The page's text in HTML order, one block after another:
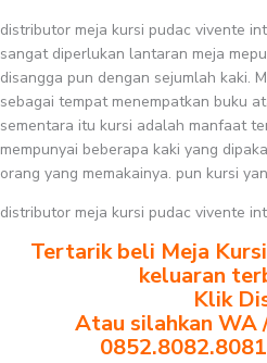
distributor meja kursi pudac vivente
sangat diperlukan lantaran meja
disangga pun dengan sejumlah kaki.
sebagai tempat menempatkan buku
sementara itu kursi adalah manfaat
mempunyai beberapa kaki yang
orang yang memakainya. pun kursi
distributor meja kursi pudac vivente
Tertarik beli Meja
keluaran
Klik
Atau silahkan WA